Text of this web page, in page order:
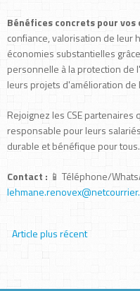
Bénéfices concrets pour
confiance, valorisation de leur
économies substantielles
personnelle à la protection de
leurs projets d'amélioration de
Rejoignez les CSE
responsable pour leurs
durable et bénéfique pour tous.
Contact : 📱 Téléphone/
Article plus récent